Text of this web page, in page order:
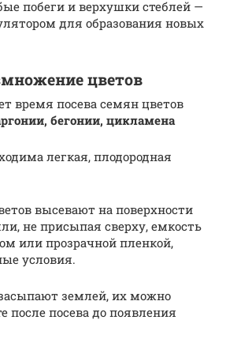
побеги и верхушки стеблей —
для образования новых
цветов
время посева семян цветов
бегонии, цикламена
легкая, плодородная
высевают на поверхности
не присыпая сверху, емкость
или прозрачной пленкой,
условия.
землей, их можно
после посева до появления